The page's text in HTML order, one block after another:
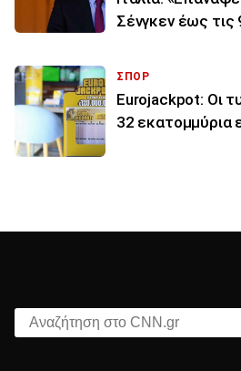
Σένγκεν έως
ΣΠΟΡ
Eurojackpot: Οι
32 εκατoμμύρια
Αναζήτηση στο CNN.gr